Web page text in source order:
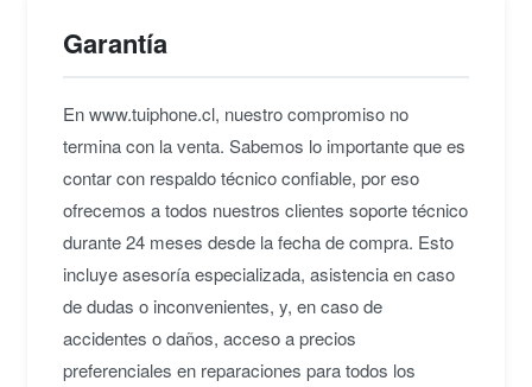
Garantía
En www.tuiphone.cl, nuestro compromiso no
termina con la venta. Sabemos lo importante que es
contar con respaldo técnico confiable, por eso
ofrecemos a todos nuestros clientes soporte técnico
durante 24 meses desde la fecha de compra. Esto
incluye asesoría especializada, asistencia en caso
de dudas o inconvenientes, y, en caso de
accidentes o daños, acceso a precios
preferenciales en reparaciones para todos los